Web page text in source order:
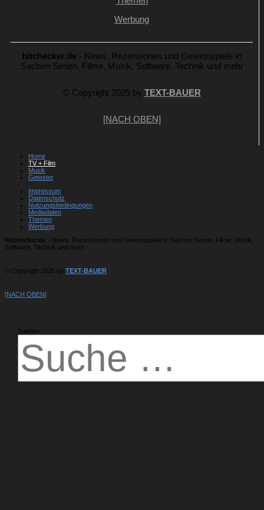
Werbung
hitchecker.de - News, Rezensionen und Gewinnspiele in
Sachen Serien, Filme, Musik, Software, Technik und mehr
© Copyright 2025 by TEXT-BAUER
[NACH OBEN]
Home
TV + Film
Musik
Getestet
Impressum
Datenschutz
Nutzungsbedingungen
Mediadaten
Themen
Werbung
hitchecker.de - News, Rezensionen und Gewinnspiele in Sachen Serien, Filme, Musik,
Software, Technik und mehr
© Copyright 2025 by TEXT-BAUER
[NACH OBEN]
Suchen